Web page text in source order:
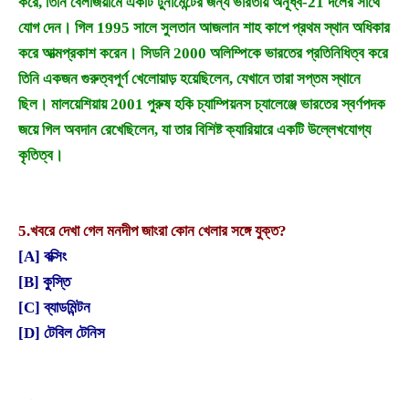
যোগ দেন। গিল 1995 সালে সুলতান আজলান শাহ কাপে প্রথম স্থান অধিকার
করে আত্মপ্রকাশ করেন। সিডনি 2000 অলিম্পিকে ভারতের প্রতিনিধিত্ব করে
তিনি একজন গুরুত্বপূর্ণ খেলোয়াড় হয়েছিলেন, যেখানে তারা সপ্তম স্থানে
ছিল। মালয়েশিয়ায় 2001 পুরুষ হকি চ্যাম্পিয়নস চ্যালেঞ্জে ভারতের স্বর্ণপদক
জয়ে গিল অবদান রেখেছিলেন, যা তার বিশিষ্ট ক্যারিয়ারে একটি উল্লেখযোগ্য
কৃতিত্ব।
5.খবরে দেখা গেল মনদীপ জাংরা কোন খেলার সঙ্গে যুক্ত?
[A] বক্সিং
[B] কুস্তি
[C] ব্যাডমিন্টন
[D] টেবিল টেনিস